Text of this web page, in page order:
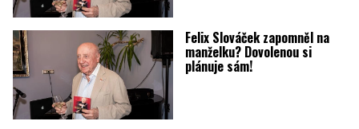
Felix Slováček zapomněl na
manželku? Dovolenou si
plánuje sám!